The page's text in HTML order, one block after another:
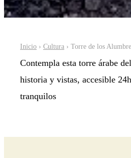
Inicio › Cultura › Torre de los
Contempla esta torre árabe
historia y vistas, accesible
tranquilos